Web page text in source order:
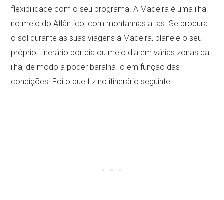
flexibilidade com o seu programa. A Madeira é uma ilha
no meio do Atlântico, com montanhas altas. Se procura
o sol durante as suas viagens à Madeira, planeie o seu
próprio itinerário por dia ou meio dia em várias zonas da
ilha, de modo a poder baralhá-lo em função das
condições. Foi o que fiz no itinerário seguinte.